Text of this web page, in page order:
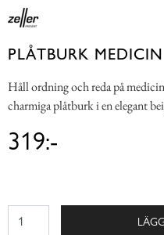
PLÅTBURK
Håll ordning och reda på
charmiga plåtburk i en elegant
319:-